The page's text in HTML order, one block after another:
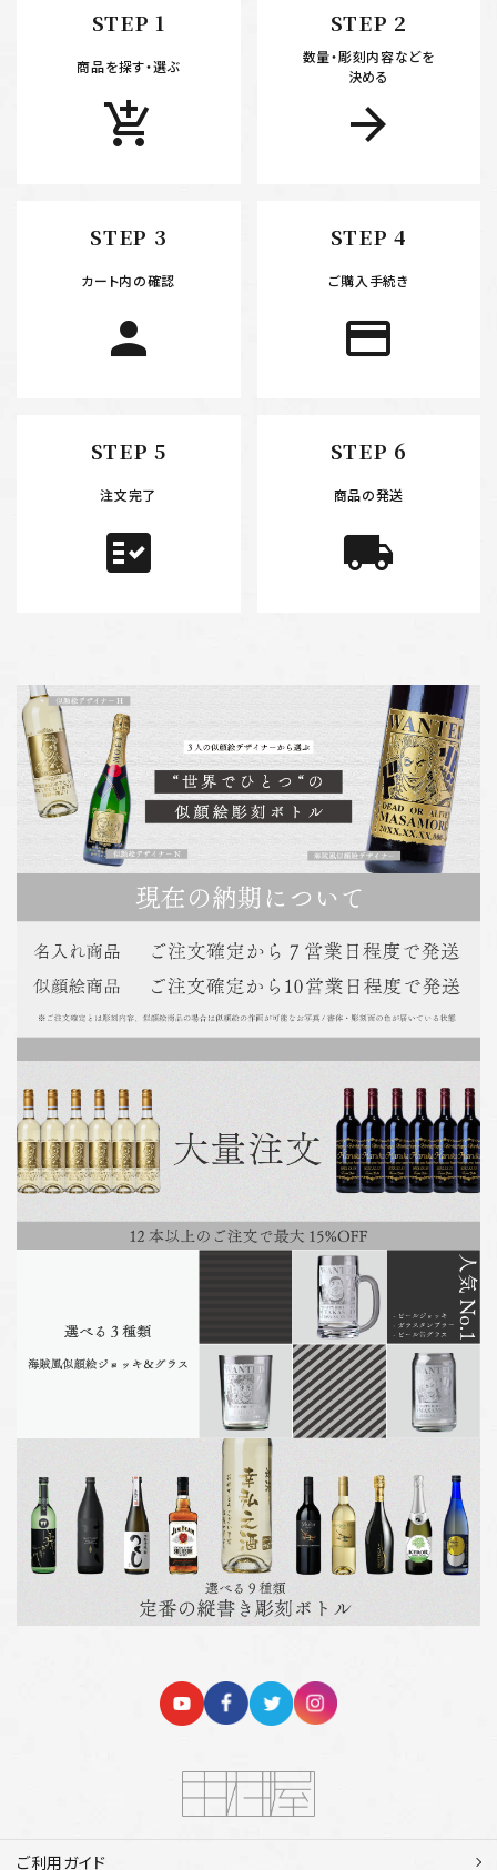
カテゴリー
STEP 1
商品を探す・選ぶ
add_shopping_cart
STEP 2
数量・彫刻内容などを
決める
arrow_forward
STEP 3
カート内の確認
person
STEP 4
ご購入手続き
payment
STEP 5
注文完了
fact_check
STEP 6
商品の発送
local_shipping
ご利用ガイド